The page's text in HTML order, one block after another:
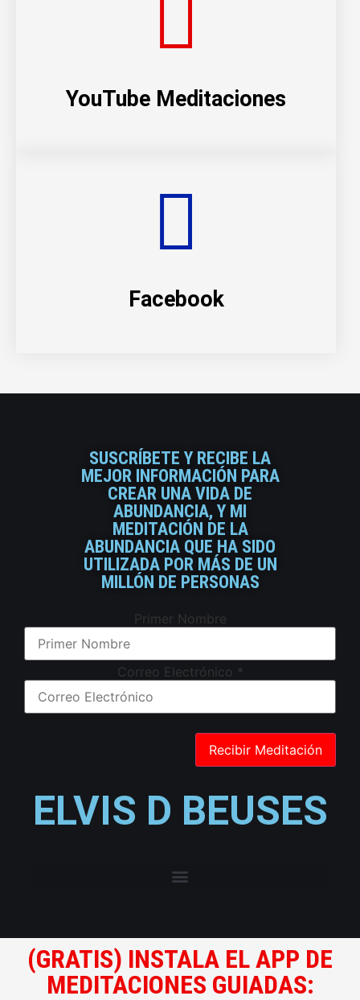
YouTube Meditaciones
Facebook
SUSCRÍBETE Y RECIBE LA
MEJOR INFORMACIÓN PARA
CREAR UNA VIDA DE
ABUNDANCIA, Y MI
MEDITACIÓN DE LA
ABUNDANCIA QUE HA SIDO
UTILIZADA POR MÁS DE UN
MILLÓN DE PERSONAS
Primer Nombre
Correo Electrónico *
ELVIS D BEUSES
(GRATIS) INSTALA EL APP DE
MEDITACIONES GUIADAS: